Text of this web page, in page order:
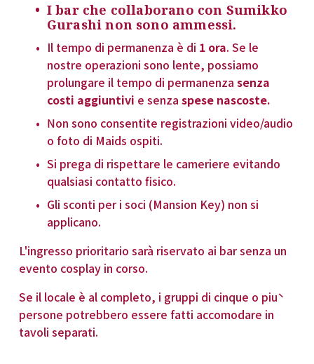
I bar che collaborano con Sumikko
Gurashi non sono ammessi.
Il tempo di permanenza è di 1 ora. Se le
nostre operazioni sono lente, possiamo
prolungare il tempo di permanenza senza
costi aggiuntivi e senza spese nascoste.
Non sono consentite registrazioni video/audio
o foto di Maids ospiti.
Si prega di rispettare le cameriere evitando
qualsiasi contatto fisico.
Gli sconti per i soci (Mansion Key) non si
applicano.
L'ingresso prioritario sarà riservato ai bar senza un
evento cosplay in corso.
Se il locale è al completo, i gruppi di cinque o più
persone potrebbero essere fatti accomodare in
tavoli separati.